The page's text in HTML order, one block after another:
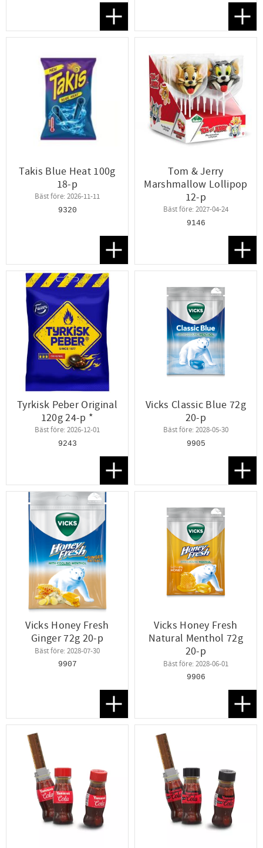
Lägg till i favoriter
Takis Blue Heat 100g
18-p
Bäst före: 2026-11-11
9320
Lägg till i favoriter
Tom & Jerry
Marshmallow Lollipop
12-p
Bäst före: 2027-04-24
9146
Tyrkisk Peber Original
120g 24-p *
Bäst före: 2026-12-01
9243
Lägg till i favoriter
Vicks Classic Blue 72g
20-p
Bäst före: 2028-05-30
9905
Vicks Honey Fresh
Ginger 72g 20-p
Bäst före: 2028-07-30
9907
Lägg till i favoriter
Vicks Honey Fresh
Natural Menthol 72g
20-p
Bäst före: 2028-06-01
9906